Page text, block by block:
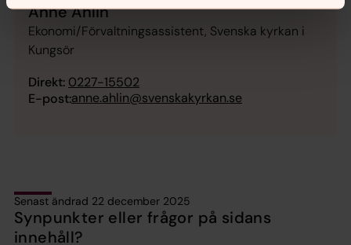
Anne Ahlin
Ekonomi/Förvaltningsassistent, Svenska kyrkan i
Kungsör
Direkt: 0227-15502
E-post:anne.ahlin@svenskakyrkan.se
Senast ändrad 22 december 2025
Synpunkter eller frågor på sidans
innehåll?